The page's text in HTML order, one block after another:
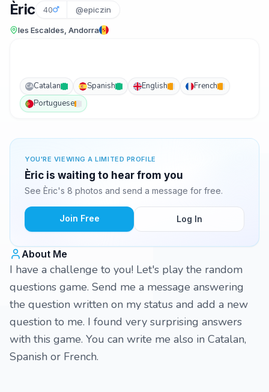
Èric 40 @epiczin
les Escaldes, Andorra
CACatalan Spanish English
French
Portuguese
YOU'RE VIEWING A LIMITED PROFILE
Èric is waiting to hear from you
See Èric's 8 photos and send a message for free.
Join Free Log In
About Me
I have a challenge to you! Let's play the random
questions game. Send me a message answering
the question written on my status and add a new
question to me. I found very surprising answers
with this game. You can write me also in Catalan,
Spanish or French.